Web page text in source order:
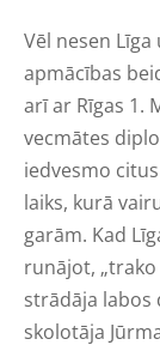
Vēl nesen
apmācības
arī ar Rīgas 1.
vecmātes
iedvesmo
laiks, kurā
garām. Kad
runājot, „trako
strādāja labos
skolotāja